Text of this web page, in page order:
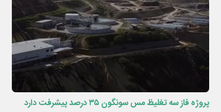
پروژه فاز سه تغلیظ مس سونگون ۳۵ درصد پیشرفت دارد